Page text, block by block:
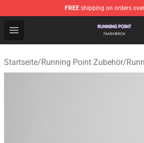
FREE shipping on orders
Open menu
Running Point Shop - Official
Startseite/Running Point Zubehör/